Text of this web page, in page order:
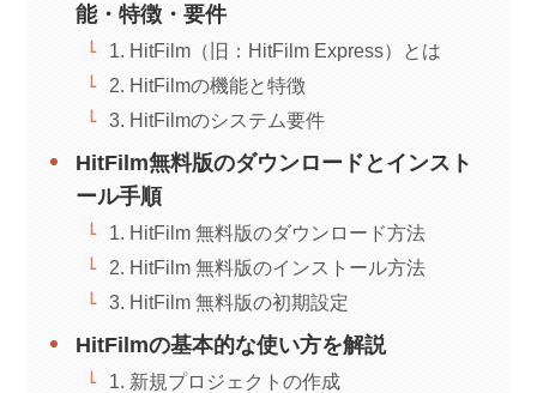
能・特徴・要件
1. HitFilm（旧：HitFilm Express）とは
2. HitFilmの機能と特徴
3. HitFilmのシステム要件
HitFilm無料版のダウンロードとインスト
ール手順
1. HitFilm 無料版のダウンロード方法
2. HitFilm 無料版のインストール方法
3. HitFilm 無料版の初期設定
HitFilmの基本的な使い方を解説
1. 新規プロジェクトの作成